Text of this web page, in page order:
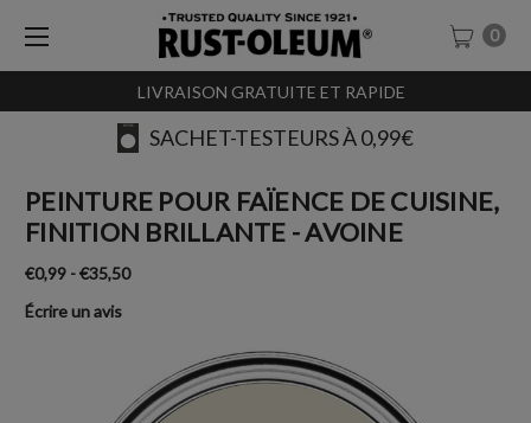
LIVRAISON GRATUITE ET RAPIDE
0
SACHET-TESTEURS À 0,99€
PEINTURE POUR FAÏENCE DE CUISINE,
FINITION BRILLANTE - AVOINE
€0,99 - €35,50
Écrire un avis